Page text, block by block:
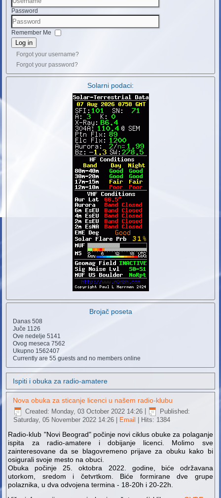
Password
Remember Me
Log in
Forgot your username?
Forgot your password?
Solarni podaci:
Brojač poseta
Danas508
Juče 1126
Ove nedelje5141
Ovog meseca7562
Ukupno 1562407
Currently are 55 guests and no members online
Ispiti i obuka za radio-amatere
Nova obuka za sticanje licenci u našem radio-klubu
Created: Monday, 03 October 2022 14:26
Published:
Saturday, 05 November 2022 14:26
Email | Hits: 1384
Radio-klub "Novi Beograd" počinje novi ciklus obuke za polaganje
ispita za radio-amatere i dobijanje licenci. Molimo sve
zainteresovane da se blagovremeno prijave za obuku kako bi
osigurali svoje mesto na obuci.
Obuka počinje 25. oktobra 2022. godine, biće održavana
utorkom, sredom i četvrtkom. Biće formirane dve grupe
polaznika, u dva odvojena termina - 18-20h i 20-22h.